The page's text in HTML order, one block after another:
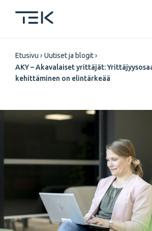
pääsisältöön
Murupolku
Etusivu
Uutiset ja blogit
AKY – Akavalaiset yrittäjät:
kehittäminen on elintärkeää